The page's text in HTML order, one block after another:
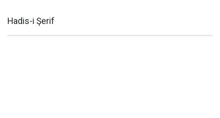
Hadis-i Şerif